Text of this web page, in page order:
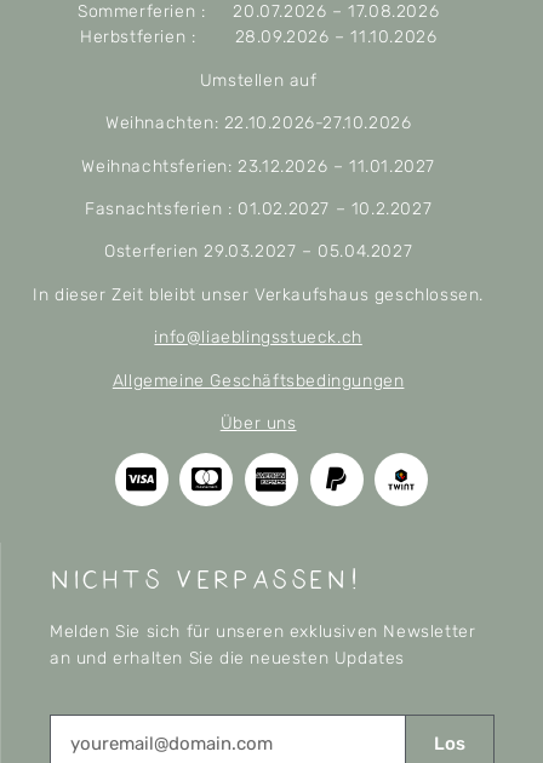
Sommerferien : 20.07.2026 – 17.08.2026
Herbstferien : 28.09.2026 – 11.10.2026
Umstellen auf
Weihnachten: 22.10.2026-27.10.2026
Weihnachtsferien: 23.12.2026 – 11.01.2027
Fasnachtsferien : 01.02.2027 – 10.2.2027
Osterferien 29.03.2027 – 05.04.2027
In dieser Zeit bleibt unser Verkaufshaus geschlossen.
info@liaeblingsstueck.ch
Allgemeine Geschäftsbedingungen
Über uns
nichts verpassen!
Melden Sie sich für unseren exklusiven Newsletter
an und erhalten Sie die neuesten Updates
Los